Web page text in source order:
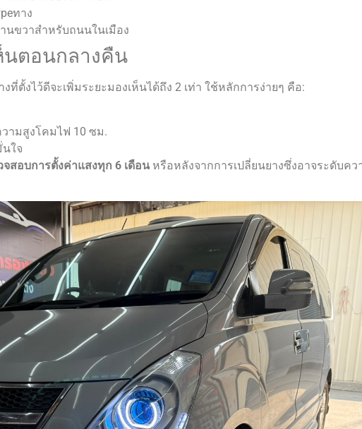
ทาง
นขวาสำหรับถนนในเมือง
นตอนกลางคืน
ตั้งไว้ดีจะเพิ่มระยะมองเห็นได้ถึง 2 เท่า ใช้หลักการง่ายๆ คือ:
ามสูงโคมไฟ 10 ซม.
ใจ
จสอบการตั้งค่าแสงทุก 6 เดือน หรือหลังจากการเปลี่ยนยางซึ่งอาจระดับคว